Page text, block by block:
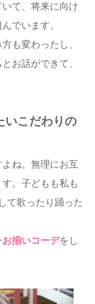
て、将来に向け
でいます。
も変わったし、
お話ができて、
いこだわりの
よね。無理にお互
。子どもも私も
て歌ったり踊った
お揃いコーデをし